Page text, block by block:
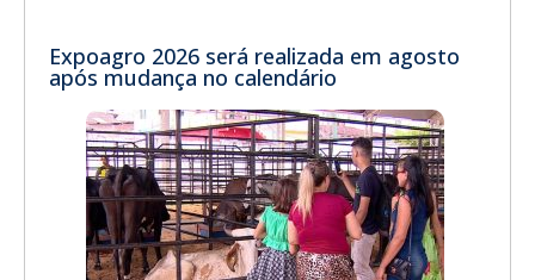
Expoagro 2026 será realizada em agosto
após mudança no calendário